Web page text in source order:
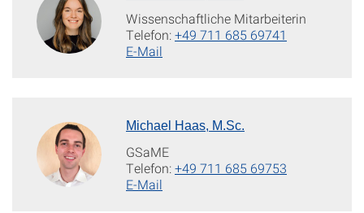
Wissenschaftliche Mitarbeiterin
Telefon:+49 711 685 69741
E-Mail
Michael Haas, M.Sc.
GSaME
Telefon:+49 711 685 69753
E-Mail